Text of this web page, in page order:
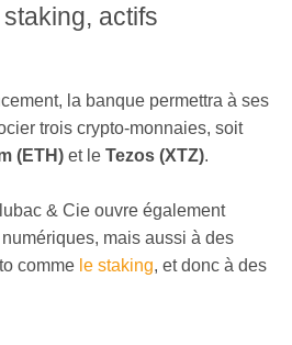
actifs
la banque permettra à ses
trois crypto-monnaies, soit
(ETH) et le Tezos (XTZ).
& Cie ouvre également
numériques, mais aussi à des
comme le staking, et donc à des